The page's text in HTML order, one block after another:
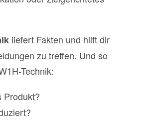
liefert Fakten und hilft dir
zu treffen. Und so
Technik:
Produkt?